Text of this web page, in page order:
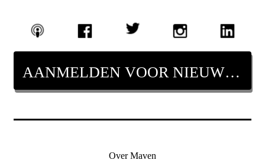
AANMELDEN VOOR NIEUWSBRIEF
Over Maven